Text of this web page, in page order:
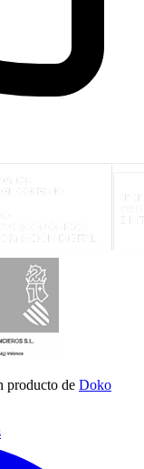
producto de Doko